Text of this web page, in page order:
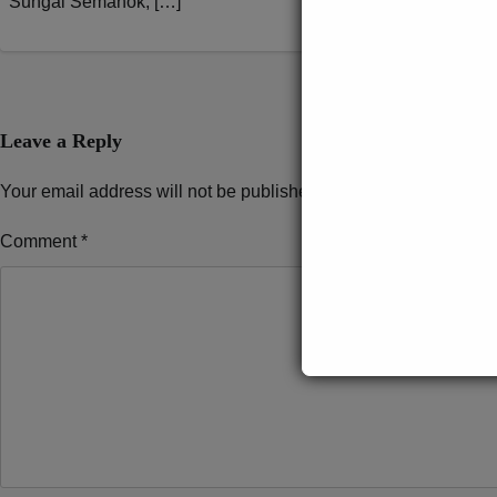
Leave a Reply
Your email address will not be published.
Comment*